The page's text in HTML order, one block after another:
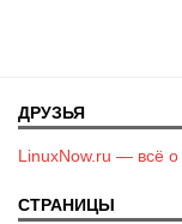
ДРУЗЬЯ
LinuxNow.ru — всё о
СТРАНИЦЫ